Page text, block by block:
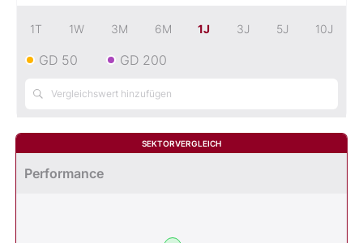
1T 1W 3M 6M 1J 3J 5J 10J
GD 50 GD 200
SEKTORVERGLEICH
Performance